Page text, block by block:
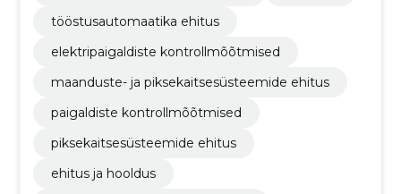
tööstusautomaatika ehitus
elektripaigaldiste kontrollmõõtmised
maanduste- ja piksekaitsesüsteemide ehitus
paigaldiste kontrollmõõtmised
piksekaitsesüsteemide ehitus
ehitus ja hooldus